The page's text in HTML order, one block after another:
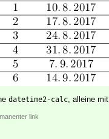
datetime2-calc, alleine mit
link